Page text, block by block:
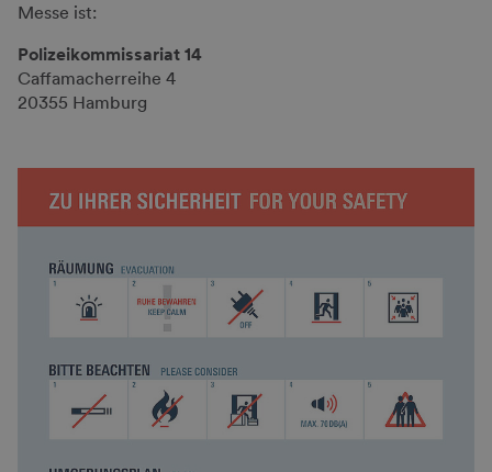
Messe ist:
Polizeikommissariat 14
Caffamacherreihe 4
20355 Hamburg